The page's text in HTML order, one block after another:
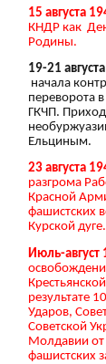
15 августа
КНДР как
Родины.
19-21
начала
переворота
ГКЧП.
Ельциным.
23 августа
разгрома
Красной
фашистских
Курской дуге.
Июль-август
результате
Ударов,
Советской
Молдавии
фашистских